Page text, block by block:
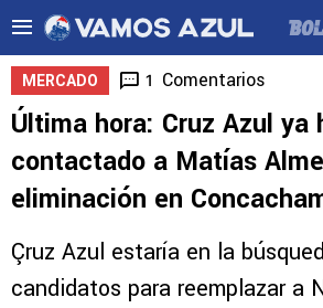
MERCADO 1 Comentarios
Última hora: Cruz Azul ya
contactado a Matías
eliminación en
Çruz Azul estaría en la
candidatos para reemplazar a